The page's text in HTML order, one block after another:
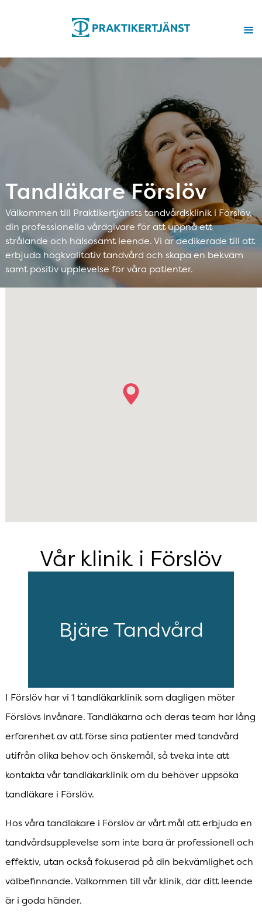
Tandläkare Förslöv
Välkommen till Praktikertjänsts tandvårdsklinik i Förslöv,
din professionella vårdgivare för att uppnå ett
strålande och hälsosamt leende. Vi är dedikerade till att
erbjuda högkvalitativ tandvård och skapa en bekväm
samt positiv upplevelse för våra patienter.
Vår klinik i Förslöv
Bjäre Tandvård
I Förslöv har vi 1 tandläkarklinik som dagligen möter
Förslövs invånare. Tandläkarna och deras team har lång
erfarenhet av att förse sina patienter med tandvård
utifrån olika behov och önskemål, så tveka inte att
kontakta vår tandläkarklinik om du behöver uppsöka
tandläkare i Förslöv.
Hos våra tandläkare i Förslöv är vårt mål att erbjuda en
tandvårdsupplevelse som inte bara är professionell och
effektiv, utan också fokuserad på din bekvämlighet och
välbefinnande. Välkommen till vår klinik, där ditt leende
är i goda händer.